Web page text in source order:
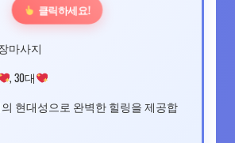
클릭하세요!
마사지
, 30대
의 현대성으로 완벽한 힐링을 제공합